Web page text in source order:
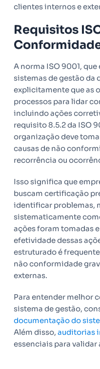
clientes internos e
Requisitos
A norma ISO 9001,
sistemas de gestão da
explicitamente que as
processos para lidar
incluindo ações
requisito 8.5.2 da ISO
organização deve
causas de não
recorrência ou
Isso significa que
buscam certificação
identificar problemas,
sistematicamente
ações foram tomadas
efetividade dessas
estruturado é
não conformidade
externas.
Para entender melhor
sistema de gestão,
documentação do
Além disso, auditorias
essenciais para validar